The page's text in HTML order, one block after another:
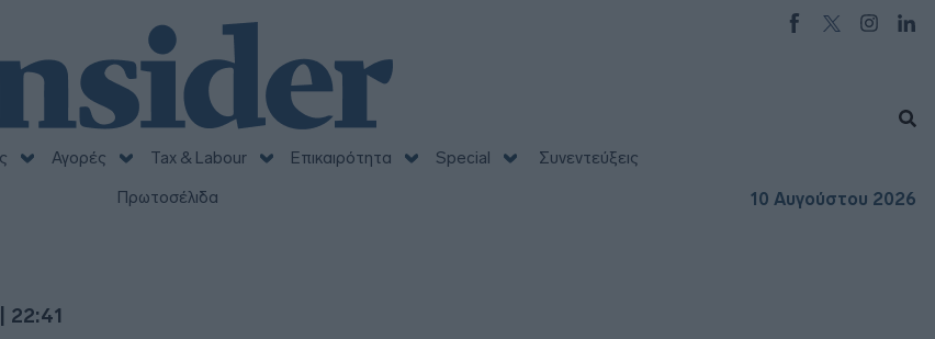
Αγορές Tax & Labour Επικαιρότητα Special
Συνεντεύξεις
Πρωτοσέλιδα
10 Αυγούστου 2026
22:41